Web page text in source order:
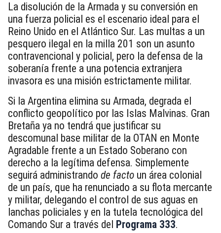
La disolución de la Armada y su conversión en
una fuerza policial es el escenario ideal para el
Reino Unido en el Atlántico Sur. Las multas a un
pesquero ilegal en la milla 201 son un asunto
contravencional y policial, pero la defensa de la
soberanía frente a una potencia extranjera
invasora es una misión estrictamente militar.
Si la Argentina elimina su Armada, degrada el
conflicto geopolítico por las Islas Malvinas. Gran
Bretaña ya no tendrá que justificar su
descomunal base militar de la OTAN en Monte
Agradable frente a un Estado Soberano con
derecho a la legítima defensa. Simplemente
seguirá administrando de facto un área colonial
de un país, que ha renunciado a su flota mercante
y militar, delegando el control de sus aguas en
lanchas policiales y en la tutela tecnológica del
Comando Sur a través del Programa 333.